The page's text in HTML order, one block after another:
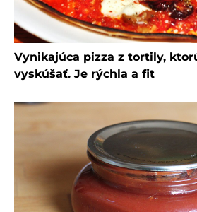
Vynikajúca pizza z tortily,
vyskúšať. Je rýchla a fit